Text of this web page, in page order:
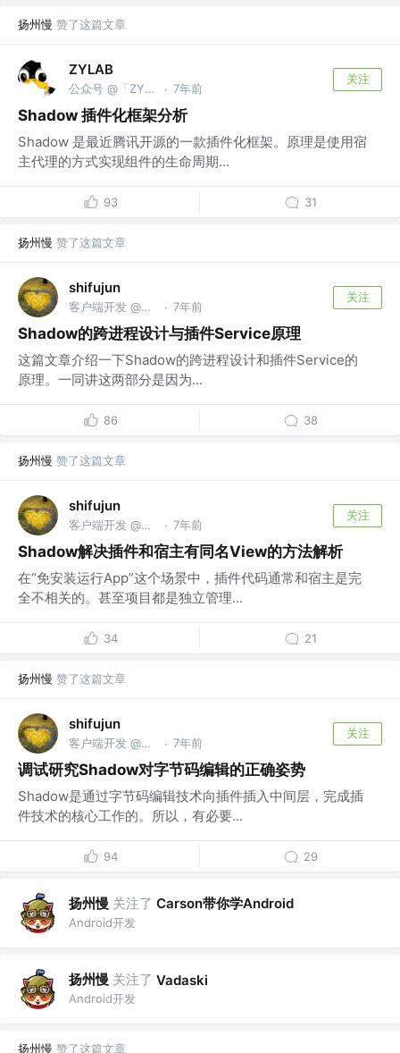
扬州慢 赞了这篇文章
ZYLAB
公众号 @「ZYLAB」 · 7年前
关注
Shadow 插件化框架分析
Shadow 是最近腾讯开源的一款插件化框架。原理是使用宿
主代理的方式实现组件的生命周期...
93 31
扬州慢 赞了这篇文章
shifujun
客户端开发 @腾讯 · 7年前
关注
Shadow的跨进程设计与插件Service原理
这篇文章介绍一下Shadow的跨进程设计和插件Service的
原理。一同讲这两部分是因为...
86 38
扬州慢 赞了这篇文章
shifujun
客户端开发 @腾讯 · 7年前
关注
Shadow解决插件和宿主有同名View的方法解析
在“免安装运行App”这个场景中，插件代码通常和宿主是完
全不相关的。甚至项目都是独立管理...
34 21
扬州慢 赞了这篇文章
shifujun
客户端开发 @腾讯 · 7年前
关注
调试研究Shadow对字节码编辑的正确姿势
Shadow是通过字节码编辑技术向插件插入中间层，完成插
件技术的核心工作的。所以，有必要...
94 29
扬州慢 关注了 Carson带你学Android
Android开发
扬州慢 关注了 Vadaski
Android开发
扬州慢 赞了这篇文章